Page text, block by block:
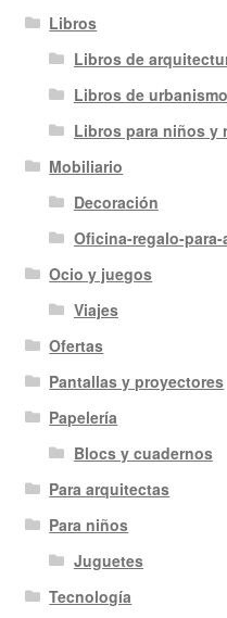
Libros
Libros de
Libros de urbanismo
Libros para niños y
Mobiliario
Decoración
Oficina-regalo-
Ocio y juegos
Viajes
Ofertas
Pantallas y proyectores
Papelería
Blocs y cuadernos
Para arquitectas
Para niños
Juguetes
Tecnología